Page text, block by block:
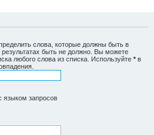
слова, которые должны быть в
результатах быть не должно. Вы можете
любого слова из списка. Используйте * в
языком запросов